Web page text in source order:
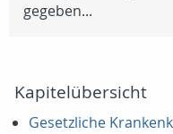
gegeben...
Kapitelübersicht
Gesetzliche